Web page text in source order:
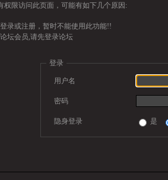
权限访问此页面，可能有如下几个原因:
录或注册，暂时不能使用此功能!!
坛会员,请先登录论坛
登录
用户名
密码
隐身登录 是